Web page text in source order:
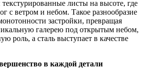
текстурированные листы на высоте, где
с ветром и небом. Такое разнообразие
застройки, превращая
галерею под открытым небом,
роль, а сталь выступает в качестве
в каждой детали